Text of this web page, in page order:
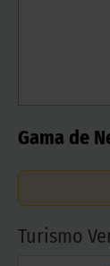
Gama de
Turismo